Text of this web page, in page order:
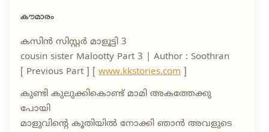
കൗമാരം
കസിൻ സിസ്റ്റർ മാളൂട്ടി 3
cousin sister Malootty Part 3 | Author : Soothran
[ Previous Part ] [ www.kkstories.com
കുണ്ടി കുലുക്കികൊണ്ട് മാമി അകത്തേക്കു
പോയി
മാളുവിന്റെ കൂതിയിൽ നോക്കി ഞാൻ അവളുടെ